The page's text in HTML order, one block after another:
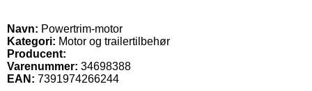
Navn: Powertrim-motor
Kategori: Motor og trailertilbehør
Producent:
Varenummer: 34698388
EAN: 7391974266244